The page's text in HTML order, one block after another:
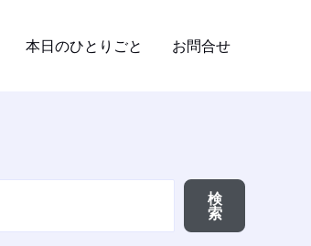
本日のひとりごと お問合せ
検
索